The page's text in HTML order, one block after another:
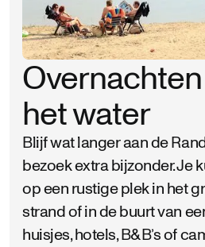
het water
Blijf wat langer aan de
bezoek extra bijzonder. Je
op een rustige plek in het
strand of in de buurt van
huisjes, hotels, B&B’s of